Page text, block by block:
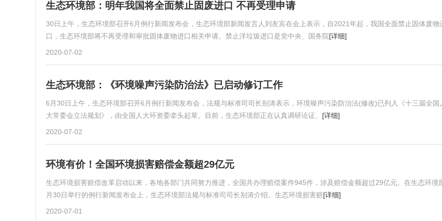
生态环境部：明年我国将全面禁止固废进口 不再受理申请
30日上午，生态环境部召开6月例行新闻发布会，生态环境部新闻发言人刘友宾在会上表示，自2021年起，我国全面禁止固体废物
口，生态环境部将不再受理和审批固体废物进口相关申请。禁止洋垃圾进口是党中央、国务院[详细]
2020-07-02
生态环境部：《环境噪声污染防治法》已启动修订工作
6月30日上午，生态环境部召开6月例行新闻发布会，法规与标准司司长别涛表示，环境噪声污染防治法(修改)已列入《十三届全国
大常委会立法规划》，由全国人大环资委牵头起草。目前，生态环境部正在认真调研论证、 [详细]
2020-07-02
环境有价！全国环境损害赔偿金额超29亿元
生态环境损害赔偿改革启动以来，各地各部门共同努力推进，全国共办理赔偿案件945件，涉及赔偿金额超过29亿元。在生态环境
月30日举行的例行新闻发布会上，生态环境部法规与标准司司长别涛介绍。生态环境损害赔[详细]
2020-07-01